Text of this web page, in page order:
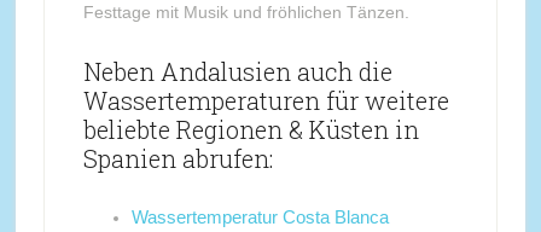
Festtage mit Musik und fröhlichen Tänzen.
Neben Andalusien auch die
Wassertemperaturen für weitere
beliebte Regionen & Küsten in
Spanien abrufen:
Wassertemperatur Costa Blanca